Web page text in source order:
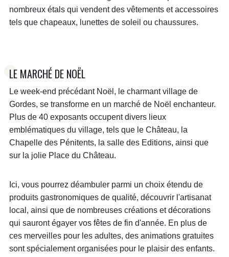
nombreux étals qui vendent des vêtements et accessoires
tels que chapeaux, lunettes de soleil ou chaussures.
LE MARCHÉ DE NOËL
Le week-end précédant Noël, le charmant village de
Gordes, se transforme en un marché de Noël enchanteur.
Plus de 40 exposants occupent divers lieux
emblématiques du village, tels que le Château, la
Chapelle des Pénitents, la salle des Editions, ainsi que
sur la jolie Place du Château.
Ici, vous pourrez déambuler parmi un choix étendu de
produits gastronomiques de qualité, découvrir l'artisanat
local, ainsi que de nombreuses créations et décorations
qui sauront égayer vos fêtes de fin d'année. En plus de
ces merveilles pour les adultes, des animations gratuites
sont spécialement organisées pour le plaisir des enfants.